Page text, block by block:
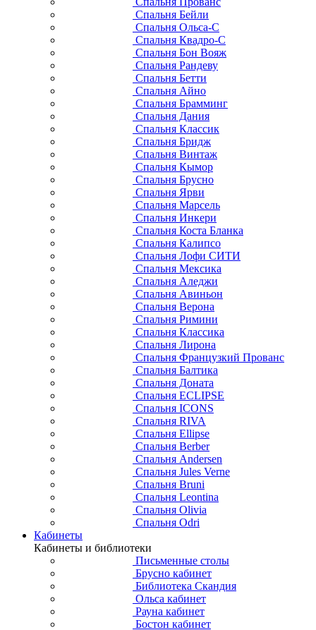
Спальня Бейли
Спальня Ольса-С
Спальня Квадро-С
Спальня Бон Вояж
Спальня Рандеву
Спальня Бетти
Спальня Айно
Спальня Брамминг
Спальня Дания
Спальня Классик
Спальня Бридж
Спальня Винтаж
Спальня Кымор
Спальня Брусно
Спальня Ярви
Спальня Марсель
Спальня Инкери
Спальня Коста Бланка
Спальня Калипсо
Спальня Лофи СИТИ
Спальня Мексика
Спальня Аледжи
Спальня Авиньон
Спальня Верона
Спальня Римини
Спальня Классика
Спальня Лирона
Спальня Французкий Прованс
Спальня Балтика
Спальня Доната
Спальня ECLIPSE
Спальня ICONS
Спальня RIVA
Спальня Ellipse
Спальня Berber
Спальня Andersen
Спальня Jules Verne
Спальня Bruni
Спальня Leontina
Спальня Olivia
Спальня Odri
Кабинеты
Кабинеты и библиотеки
Письменные столы
Брусно кабинет
Библиотека Скандия
Ольса кабинет
Рауна кабинет
Бостон кабинет